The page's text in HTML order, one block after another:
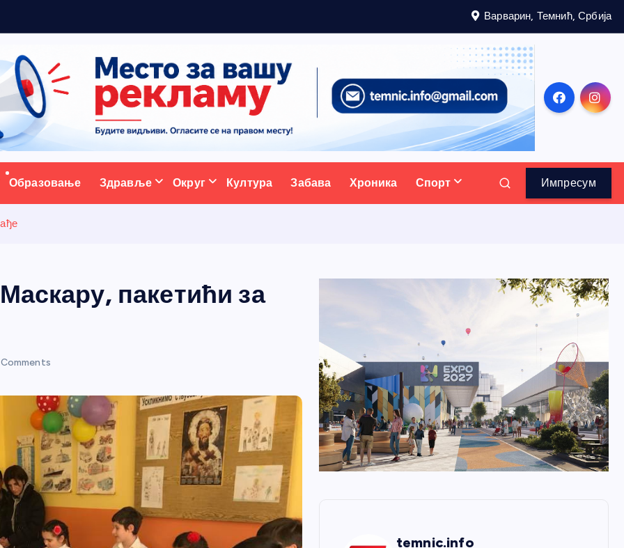
Варварин, Темнић, Србија
портал
Образовање Здравље Округ Култура Забава Хроника Спорт Импресум
пакетићи за
temnic.info